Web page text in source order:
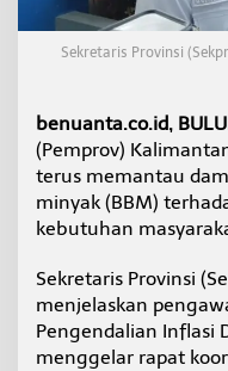
Sekretaris Provinsi
benuanta.co.id,
(Pemprov)
terus memantau
minyak (BBM)
kebutuhan
Sekretaris Provinsi
menjelaskan
Pengendalian Inflasi
menggelar rapat